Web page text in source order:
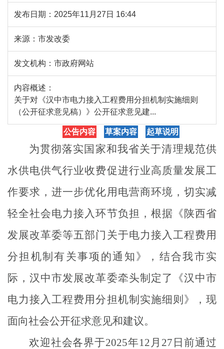
发布日期： 2025年11月27日 16:44
来源： 市发改委
发文机构： 市政府网站
内容概述：
关于对《汉中市电力接入工程费用分担机制实施细则
（公开征求意见稿）》公开征求意见建...
公告内容 草案内容 起草说明
为贯彻落实国家和我省关于清理规范供
水供电供气行业收费促进行业高质量发展工
作要求 ，进一步优化用电营商环境， 切实减
轻全社会电力接入环节负担， 根据《陕西省
发展改革委等五部门关于电力接入工程费用
分担机制有关事项的通知》， 结合我市实
际，汉中市发展改革委牵头制定了 《汉中市
电力接入工程费用分担机制实施细则 》，现
面向社会公开征求意见和建议。
欢迎社会各界于2025年12 月 27 日前通过